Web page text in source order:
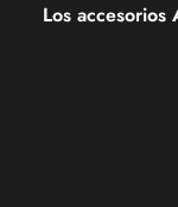
Los